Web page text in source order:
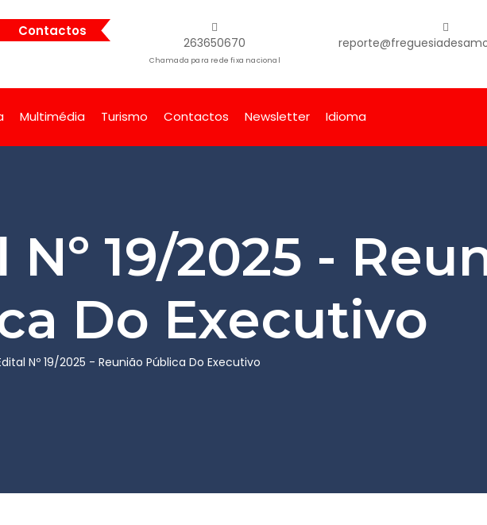
Contactos
263650670
Chamada para rede fixa nacional
Multimédia Turismo Contactos Newsletter Idioma
Nº 19/2025 -
Do Executivo
Nº 19/2025 - Reunião Pública Do Executivo